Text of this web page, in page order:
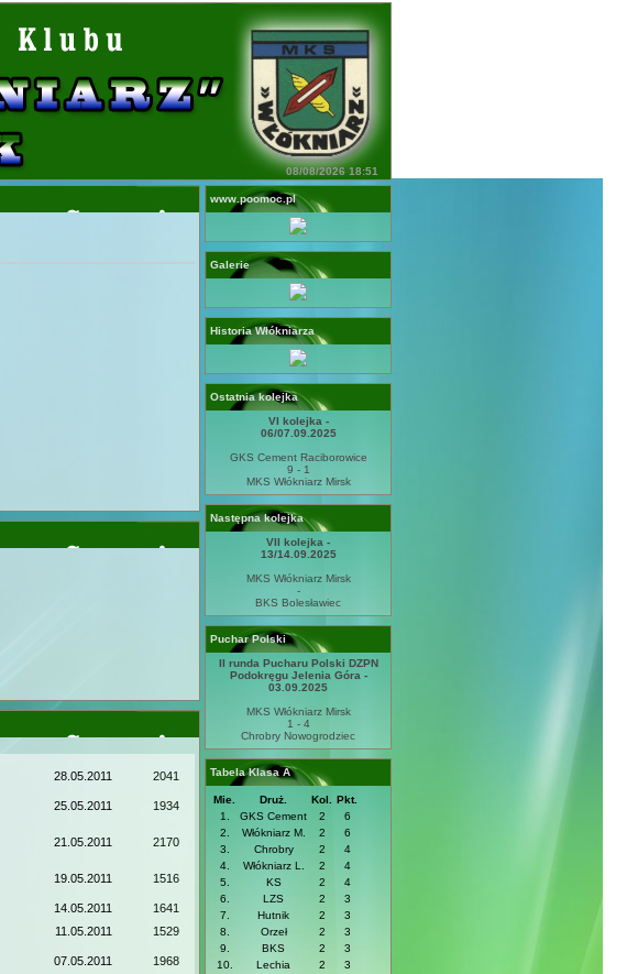
08/08/2026 18:51
28.05.2011
2041
25.05.2011 1934
21.05.2011 2170
19.05.2011 1516
14.05.2011
1641
11.05.2011
1529
07.05.2011 1968
www.poomoc.pl
Galerie
Historia Włókniarza
Ostatnia kolejka
VI kolejka -
06/07.09.2025
GKS Cement Raciborowice
9 - 1
MKS Włókniarz Mirsk
Następna kolejka
VII kolejka -
13/14.09.2025
MKS Włókniarz Mirsk
-
BKS Bolesławiec
Puchar Polski
II runda Pucharu Polski DZPN
Podokręgu Jelenia Góra -
03.09.2025
MKS Włókniarz Mirsk
1 - 4
Chrobry Nowogrodziec
Tabela Klasa A
Mie. Druż. Kol.
Pkt.
1.
GKS Cement 2
6
2.
Włókniarz M. 2
6
3.
Chrobry 2
4
4.
Włókniarz L. 2
4
5.
KS 2
4
6.
LZS 2
3
7.
Hutnik 2
3
8.
Orzeł 2
3
9.
BKS 2
3
10.
Lechia 2
3